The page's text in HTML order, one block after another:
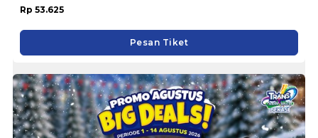
Rp 53.625
Pesan Tiket